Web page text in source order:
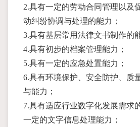
2.具有一定的劳动合同管理以及
动纠纷协调与处理的能力；
3.具有基层常用法律文书制作的
4.具有初步的档案管理能力；
5.具有一定的应急处置能力；
6.具有环境保护、安全防护、质
与能力；
7.具有适应行业数字化发展需求
一定的文字信息处理能力；